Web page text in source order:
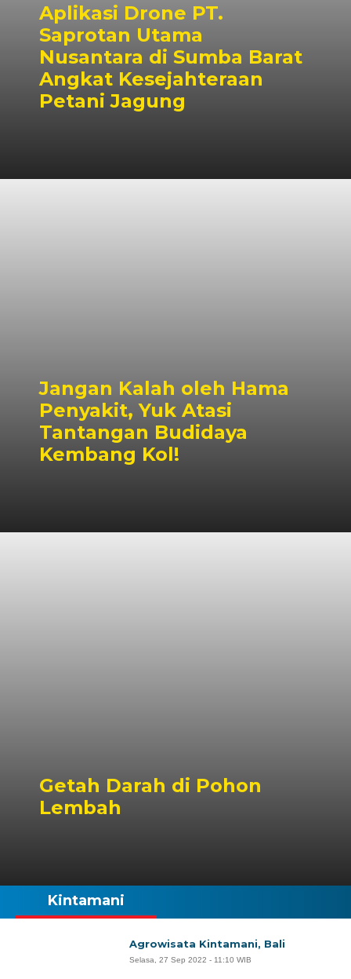
Aplikasi Drone PT.
Saprotan Utama
Nusantara di Sumba Barat
Angkat Kesejahteraan
Petani Jagung
Jangan Kalah oleh Hama
Penyakit, Yuk Atasi
Tantangan Budidaya
Kembang Kol!
Getah Darah di Pohon
Lembah
Kintamani
Agrowisata Kintamani, Bali
Selasa, 27 Sep 2022 - 11:10 WIB